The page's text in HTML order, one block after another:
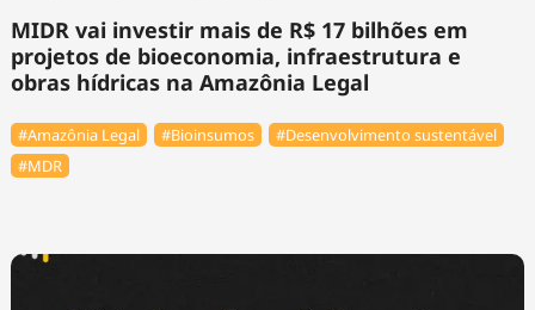
MIDR vai investir mais de R$ 17 bilhões em
projetos de bioeconomia, infraestrutura e
obras hídricas na Amazônia Legal
#Amazônia Legal #Bioinsumos
#Desenvolvimento sustentável
#MDR